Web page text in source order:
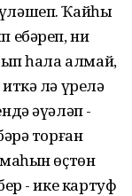
Ҡайһы
ебәреп, ни
һала алмай,
лә үрелә
әүәләп -
торған
өҫтөн
- ике картуф